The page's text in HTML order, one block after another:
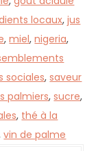
locaux,jus
,miel,nigeria,
sociales,saveur
palmiers,sucre,
, thé à la
vin de palme